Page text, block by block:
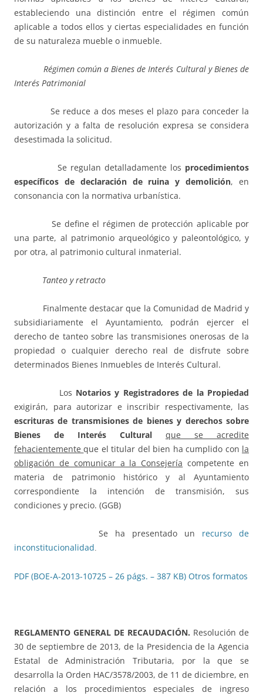
estableciendo una distinción entre el régimen común
aplicable a todos ellos y ciertas especialidades en función
de su naturaleza mueble o inmueble.
Régimen común a Bienes de Interés Cultural y Bienes de
Interés Patrimonial
Se reduce a dos meses el plazo para conceder la
autorización y a falta de resolución expresa se considera
desestimada la solicitud.
Se regulan detalladamente los procedimientos
específicos de declaración de ruina y demolición, en
consonancia con la normativa urbanística.
Se define el régimen de protección aplicable por
una parte, al patrimonio arqueológico y paleontológico, y
por otra, al patrimonio cultural inmaterial.
Tanteo y retracto
Finalmente destacar que la Comunidad de Madrid y
subsidiariamente el Ayuntamiento, podrán ejercer el
derecho de tanteo sobre las transmisiones onerosas de la
propiedad o cualquier derecho real de disfrute sobre
determinados Bienes Inmuebles de Interés Cultural.
Los Notarios y Registradores de la Propiedad
exigirán, para autorizar e inscribir respectivamente, las
escrituras de transmisiones de bienes y derechos sobre
Bienes de Interés Cultural
que se acredite
fehacientementeque el titular del bien ha cumplido con la
obligación de comunicar a la Consejería competente en
materia de patrimonio histórico y al Ayuntamiento
correspondiente la intención de transmisión, sus
condiciones y precio. (GGB)
Se ha presentado un recurso de
inconstitucionalidad.
PDF (BOE-A-2013-10725 – 26 págs. – 387 KB) Otros formatos
REGLAMENTO GENERAL DE RECAUDACIÓN. Resolución de
30 de septiembre de 2013, de la Presidencia de la Agencia
Estatal de Administración Tributaria, por la que se
desarrolla la Orden HAC/3578/2003, de 11 de diciembre, en
relación a los procedimientos especiales de ingreso